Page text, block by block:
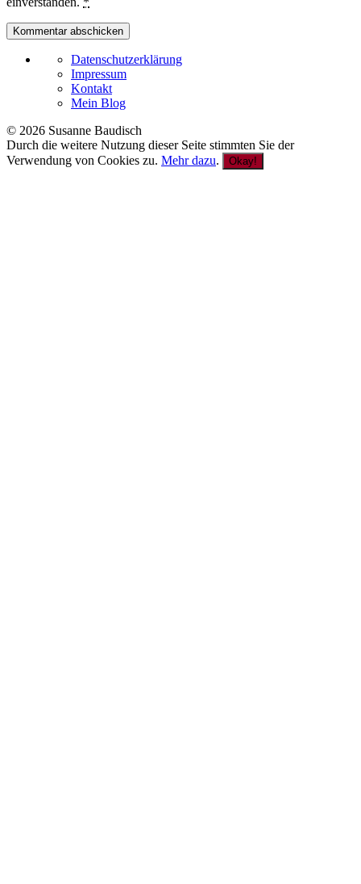
Datenschutzerklärung
Impressum
Kontakt
Mein Blog
© 2026 Susanne Baudisch
Durch die weitere Nutzung dieser Seite stimmten Sie der
Verwendung von Cookies zu. Mehr dazu. Okay!